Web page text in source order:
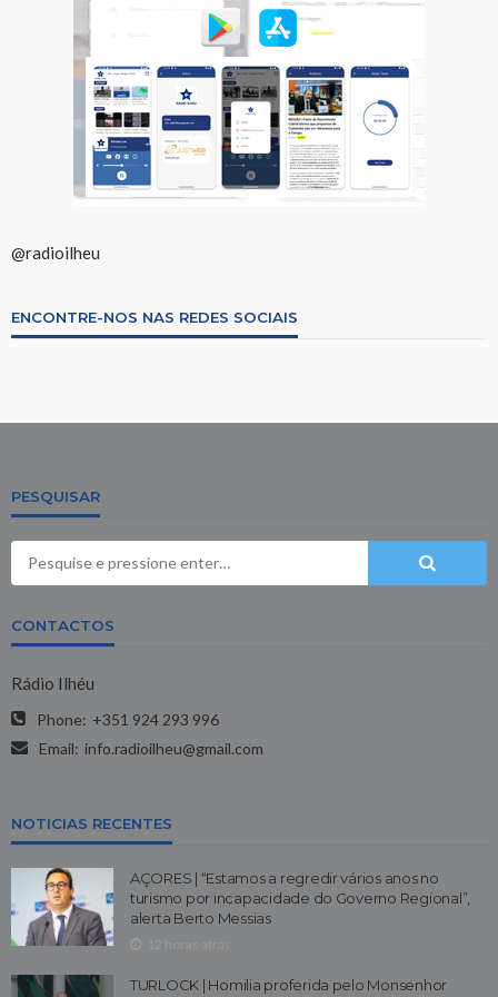
@radioilheu
ENCONTRE-NOS NAS REDES SOCIAIS
PESQUISAR
CONTACTOS
Rádio Ilhéu
Phone: +351 924 293 996
Email: info.radioilheu@gmail.com
NOTICIAS RECENTES
AÇORES | “Estamos a regredir vários anos no
turismo por incapacidade do Governo Regional”,
alerta Berto Messias
TURLOCK | Homilia proferida pelo Monsenhor